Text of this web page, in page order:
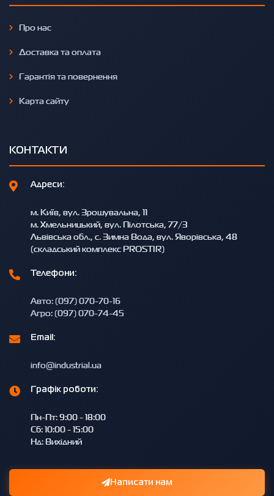
Про нас
Доставка та оплата
Гарантія та повернення
Карта сайту
КОНТАКТИ
Адреси:
м. Київ, вул. Зрошувальна, 11
м. Хмельницький, вул. Пілотська, 77/3
Львівська обл., с. Зимна Вода, вул. Яворівська, 48
(складський комплекс PROSTIR)
Телефони:
Авто: (097) 070-70-16
Агро: (097) 070-74-45
Email:
info@industrial.ua
Графік роботи:
Пн-Пт: 9:00 - 18:00
Сб: 10:00 - 15:00
Нд: Вихідний
Написати нам